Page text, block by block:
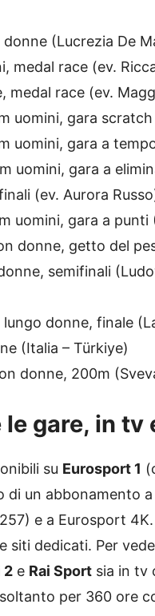
(Lucrezia De
medal race (ev.
medal race (ev.
uomini, gara
uomini, gara a
uomini, gara a
(ev. Aurora
uomini, gara a punti
donne, getto del
semifinali
donne, finale
(Italia – Türkiye)
donne, 200m
gare, in tv
su Eurosport 1
di un abbonamento a
e a Eurosport
siti dedicati. Per
2 e Rai Sport sia in tv
per 360 ore